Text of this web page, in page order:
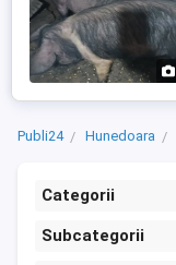
Publi24 Hunedoara
Categorii
Subcategorii